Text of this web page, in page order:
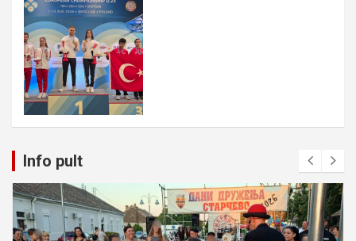
Info pult